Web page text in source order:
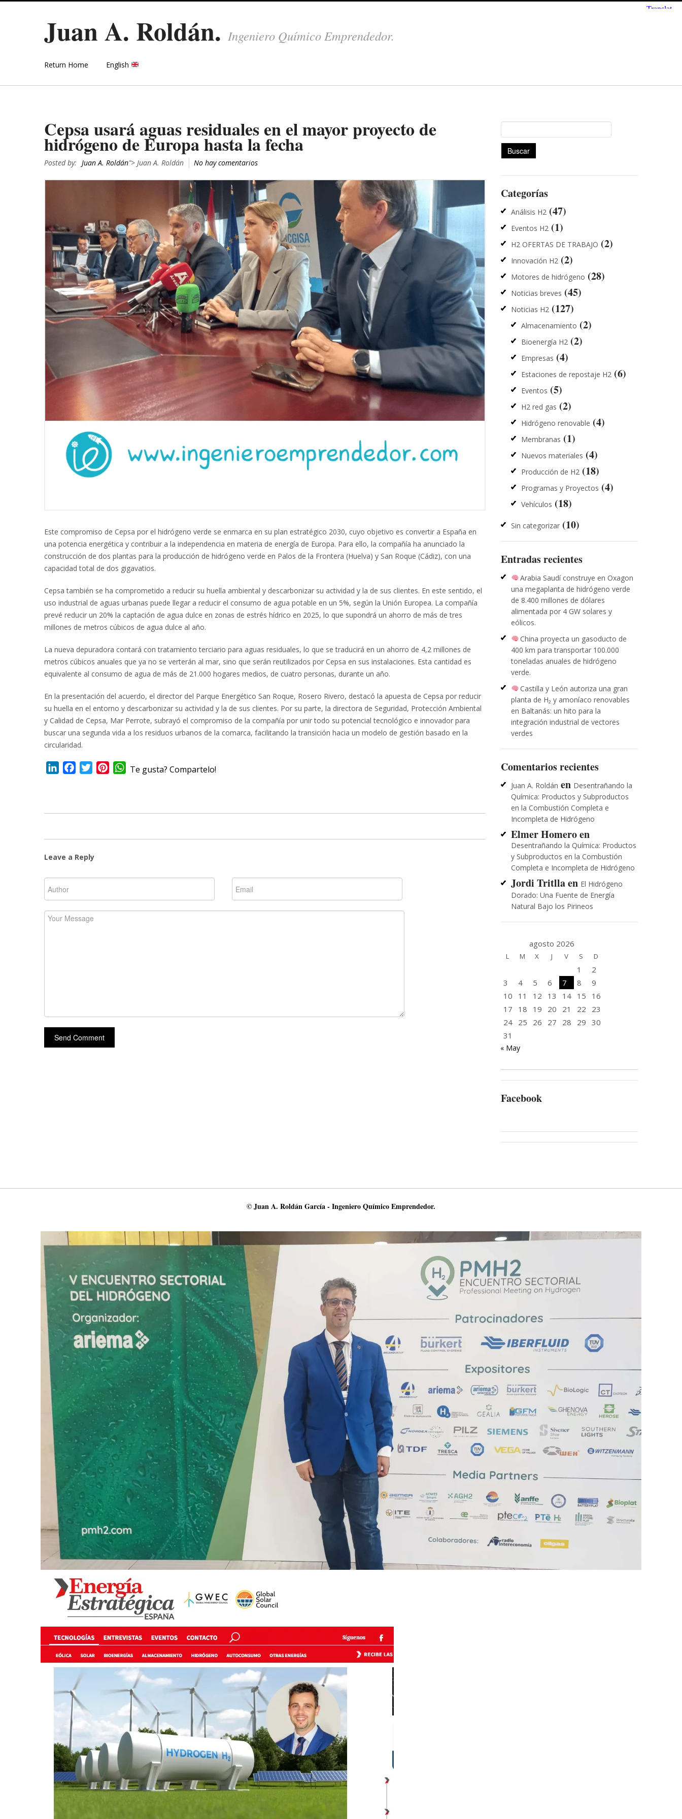
Juan A. Roldán. Ingeniero Químico Emprendedor.
Return Home English
Cepsa usará aguas residuales en el mayor proyecto de
hidrógeno de Europa hasta la fecha
Posted by: Juan A. Roldán"> Juan A. Roldán No hay comentarios
Este compromiso de Cepsa por el hidrógeno verde se enmarca en su plan estratégico 2030, cuyo objetivo es convertir a España en
una potencia energética y contribuir a la independencia en materia de energía de Europa. Para ello, la compañía ha anunciado la
construcción de dos plantas para la producción de hidrógeno verde en Palos de la Frontera (Huelva) y San Roque (Cádiz), con una
capacidad total de dos gigavatios.
Cepsa también se ha comprometido a reducir su huella ambiental y descarbonizar su actividad y la de sus clientes. En este sentido, el
uso industrial de aguas urbanas puede llegar a reducir el consumo de agua potable en un 5%, según la Unión Europea. La compañía
prevé reducir un 20% la captación de agua dulce en zonas de estrés hídrico en 2025, lo que supondrá un ahorro de más de tres
millones de metros cúbicos de agua dulce al año.
La nueva depuradora contará con tratamiento terciario para aguas residuales, lo que se traducirá en un ahorro de 4,2 millones de
metros cúbicos anuales que ya no se verterán al mar, sino que serán reutilizados por Cepsa en sus instalaciones. Esta cantidad es
equivalente al consumo de agua de más de 21.000 hogares medios, de cuatro personas, durante un año.
En la presentación del acuerdo, el director del Parque Energético San Roque, Rosero Rivero, destacó la apuesta de Cepsa por reducir
su huella en el entorno y descarbonizar su actividad y la de sus clientes. Por su parte, la directora de Seguridad, Protección Ambiental
y Calidad de Cepsa, Mar Perrote, subrayó el compromiso de la compañía por unir todo su potencial tecnológico e innovador para
buscar una segunda vida a los residuos urbanos de la comarca, facilitando la transición hacia un modelo de gestión basado en la
circularidad.
LinkedInFacebookTwitterPinterestWhatsApp
Te gusta? Compartelo!
Leave a Reply
Categorías
Análisis H2(47)
Eventos H2(1)
H2 OFERTAS DE TRABAJO (2)
Innovación H2(2)
Motores de hidrógeno (28)
Noticias breves (45)
Noticias H2(127)
Almacenamiento (2)
Bioenergía H2(2)
Empresas (4)
Estaciones de repostaje H2(6)
Eventos (5)
H2 red gas (2)
Hidrógeno renovable (4)
Membranas (1)
Nuevos materiales (4)
Producción de H2(18)
Programas y Proyectos (4)
Vehículos (18)
Sin categorizar(10)
Entradas recientes
Arabia Saudí construye en Oxagon
una megaplanta de hidrógeno verde
de 8.400 millones de dólares
alimentada por 4 GW solares y
eólicos.
China proyecta un gasoducto de
400 km para transportar 100.000
toneladas anuales de hidrógeno
verde.
Castilla y León autoriza una gran
planta de H₂ y amoníaco renovables
en Baltanás: un hito para la
integración industrial de vectores
verdes
Comentarios recientes
Juan A. Roldán en Desentrañando la
Química: Productos y Subproductos
en la Combustión Completa e
Incompleta de Hidrógeno
Elmer Homeroen
Desentrañando la Química: Productos
y Subproductos en la Combustión
Completa e Incompleta de Hidrógeno
Jordi Tritllaen El Hidrógeno
Dorado: Una Fuente de Energía
Natural Bajo los Pirineos
agosto 2026
L M X J V S D
1
2
3
4 5 6 7 8
9
10
11 12 13 14 15
16
17
18 19 20 21 22
23
24
25 26 27 28 29 30
31
« May
Facebook
© Juan A. Roldán García - Ingeniero Químico Emprendedor.